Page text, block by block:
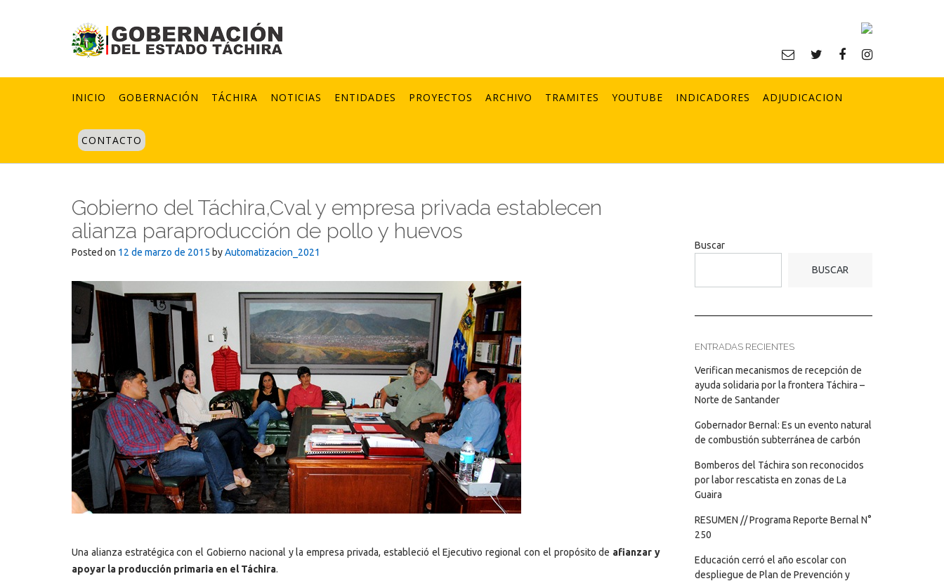
INICIO GOBERNACIÓN TÁCHIRA NOTICIAS ENTIDADES PROYECTOS ARCHIVO TRAMITES YOUTUBE INDICADORES ADJUDICACION
CONTACTO
Gobierno del Táchira,Cval y empresa privada establecen
alianza paraproducción de pollo y huevos
Posted on 12 de marzo de 2015 byAutomatizacion_2021
Una alianza estratégica con el Gobierno nacional y la empresa privada, estableció el Ejecutivo regional con el propósito de afianzar y
apoyar la producción primaria en el Táchira.
Buscar
BUSCAR
ENTRADAS RECIENTES
Verifican mecanismos de recepción de
ayuda solidaria por la frontera Táchira –
Norte de Santander
Gobernador Bernal: Es un evento natural
de combustión subterránea de carbón
Bomberos del Táchira son reconocidos
por labor rescatista en zonas de La
Guaira
RESUMEN // Programa Reporte Bernal N°
250
Educación cerró el año escolar con
despliegue de Plan de Prevención y